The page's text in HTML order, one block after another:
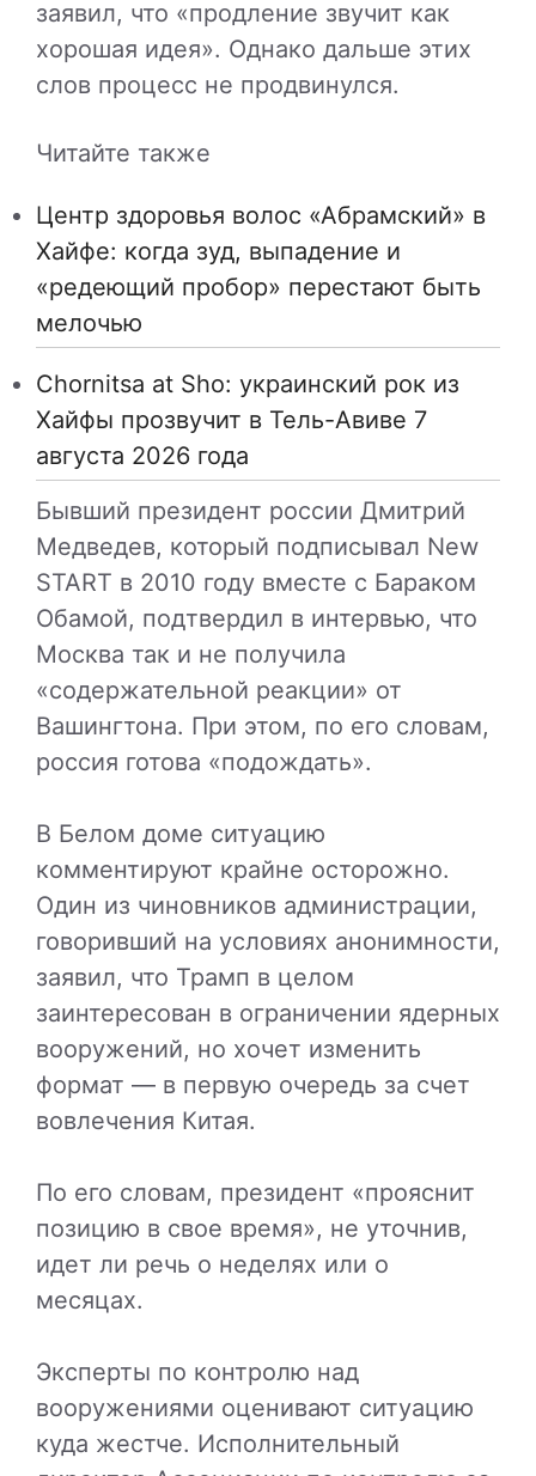
заявил, что «продление звучит как
хорошая идея». Однако дальше этих
слов процесс не продвинулся.
Читайте также
Центр здоровья волос «Абрaмский» в
Хайфе: когда зуд, выпадение и
«редеющий пробор» перестают быть
мелочью
Chornitsa at Sho: украинский рок из
Хайфы прозвучит в Тель-Авиве 7
августа 2026 года
Бывший президент россии Дмитрий
Медведев, который подписывал New
START в 2010 году вместе с Бараком
Обамой, подтвердил в интервью, что
Москва так и не получила
«содержательной реакции» от
Вашингтона. При этом, по его словам,
россия готова «подождать».
В Белом доме ситуацию
комментируют крайне осторожно.
Один из чиновников администрации,
говоривший на условиях анонимности,
заявил, что Трамп в целом
заинтересован в ограничении ядерных
вооружений, но хочет изменить
формат — в первую очередь за счет
вовлечения Китая.
По его словам, президент «прояснит
позицию в свое время», не уточнив,
идет ли речь о неделях или о
месяцах.
Эксперты по контролю над
вооружениями оценивают ситуацию
куда жестче. Исполнительный